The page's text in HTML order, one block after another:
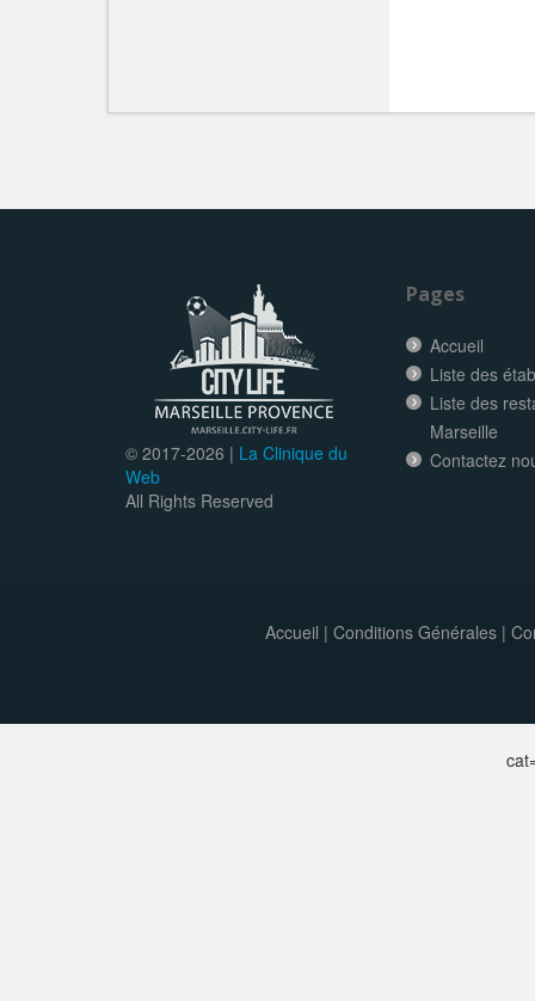
© 2017-2026 | La Clinique du
Web
All Rights Reserved
Pages
Accueil
Liste des
Liste des
Marseille
Contactez
Accueil | Conditions Générales|